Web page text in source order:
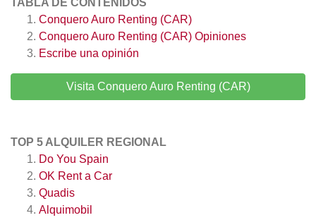
TABLA DE CONTENIDOS
Conquero Auro Renting (CAR)
Conquero Auro Renting (CAR) Opiniones
Escribe una opinión
Visita Conquero Auro Renting (CAR)
TOP 5 ALQUILER REGIONAL
Do You Spain
OK Rent a Car
Quadis
Alquimobil